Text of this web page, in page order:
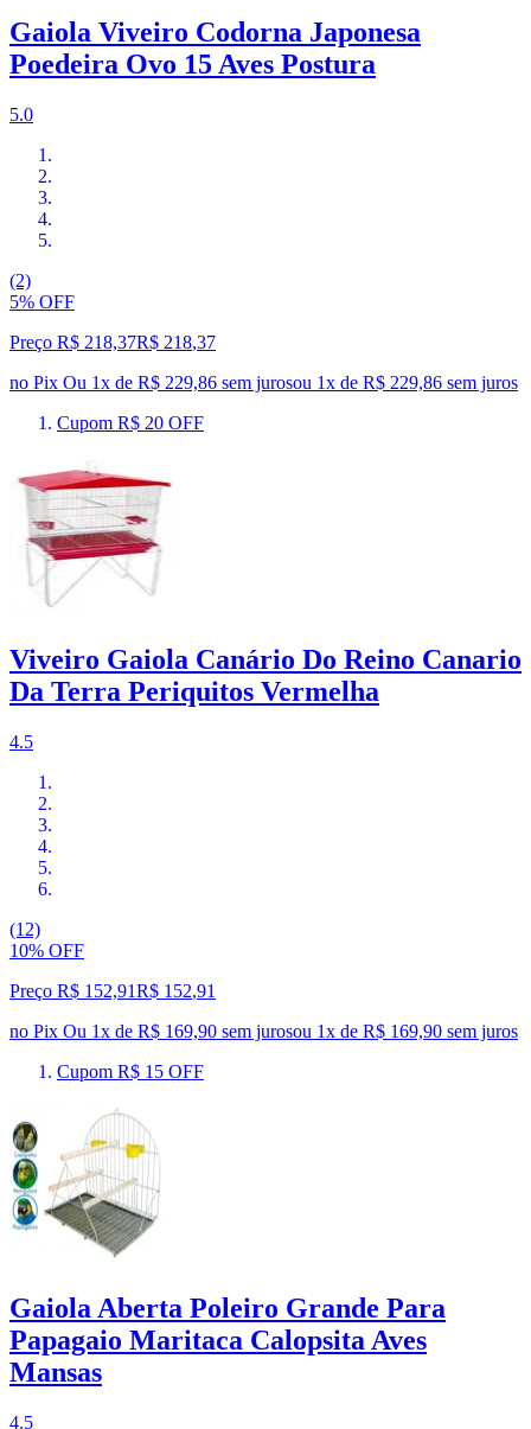
Gaiola Viveiro Codorna Japonesa
Poedeira Ovo 15 Aves Postura
5.0
(2)
5% OFF
Preço R$ 218,37R$ 218,37
no Pix Ou 1x de R$ 229,86 sem jurosou 1x de R$ 229,86 sem juros
Cupom R$ 20 OFF
Viveiro Gaiola Canário Do Reino Canario
Da Terra Periquitos Vermelha
4.5
(12)
10% OFF
Preço R$ 152,91R$ 152,91
no Pix Ou 1x de R$ 169,90 sem jurosou 1x de R$ 169,90 sem juros
Cupom R$ 15 OFF
Gaiola Aberta Poleiro Grande Para
Papagaio Maritaca Calopsita Aves
Mansas
4.5